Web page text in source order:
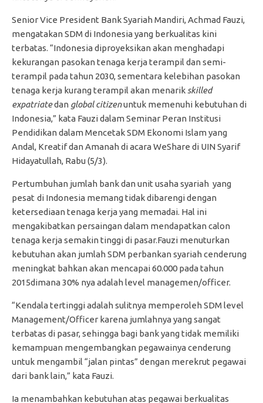
Senior Vice President Bank Syariah Mandiri, Achmad Fauzi,
mengatakan SDM di Indonesia yang berkualitas kini
terbatas. “Indonesia diproyeksikan akan menghadapi
kekurangan pasokan tenaga kerja terampil dan semi-
terampil pada tahun 2030, sementara kelebihan pasokan
tenaga kerja kurang terampil akan menarik skilled
expatriatedan global citizenuntuk memenuhi kebutuhan di
Indonesia,” kata Fauzi dalam Seminar Peran Institusi
Pendidikan dalam Mencetak SDM Ekonomi Islam yang
Andal, Kreatif dan Amanah di acara WeShare di UIN Syarif
Hidayatullah, Rabu (5/3).
Pertumbuhan jumlah bank danunit usaha syariah yang
pesat di Indonesia memang tidak dibarengi dengan
ketersediaan tenaga kerjayang memadai. Hal ini
mengakibatkan persaingandalam mendapatkan calon
tenaga kerja semakintinggi di pasar.Fauzi menuturkan
kebutuhan akan jumlah SDM perbankan syariah cenderung
meningkat bahkan akan mencapai60.000 pada tahun
2015dimana30% nya adalah level managemen/officer.
“Kendala tertinggi adalah sulitnya memperoleh SDM level
Management/Officer karena jumlahnya yang sangat
terbatas di pasar, sehingga bagi bank yang tidak memiliki
kemampuan mengembangkan pegawainya cenderung
untuk mengambil “jalan pintas” dengan merekrut pegawai
dari bank lain,” kata Fauzi.
Ia menambahkan kebutuhan atas pegawai berkualitas